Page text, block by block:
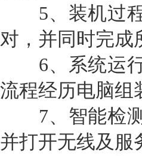
5、装机过程
对，并同时完成
6、系统运行
流程经历电脑组
7、智能检测
并打开无线及服